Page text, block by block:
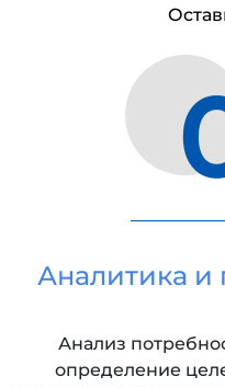
Аналитика и
Анализ
определение